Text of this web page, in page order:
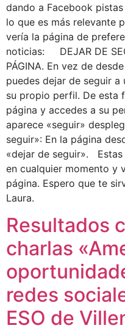
dando a Facebook
lo que es más relevante
vería la página de
noticias: DEJAR DE
PÁGINA. En vez de
puedes dejar de seguir
su propio perfil. De esta
página y accedes a su
aparece «seguir»
seguir»: En la página
«dejar de seguir».
en cualquier momento y
página. Espero que te
Laura.
Resultados
charlas
redes
ESO de